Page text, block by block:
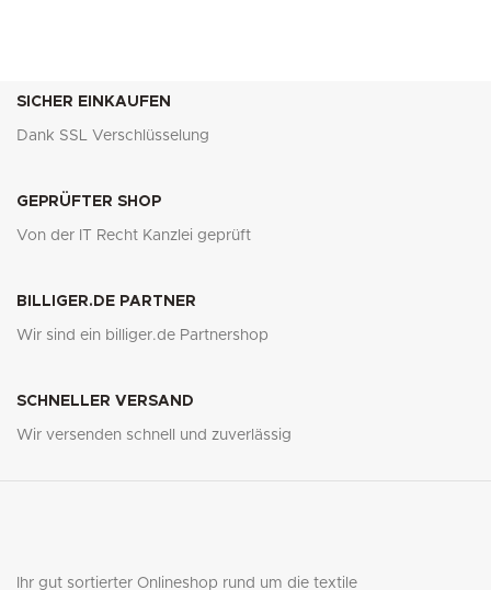
SICHER EINKAUFEN
Dank SSL Verschlüsselung
GEPRÜFTER SHOP
Von der IT Recht Kanzlei geprüft
BILLIGER.DE PARTNER
Wir sind ein billiger.de Partnershop
SCHNELLER VERSAND
Wir versenden schnell und zuverlässig
Ihr gut sortierter Onlineshop rund um die textile